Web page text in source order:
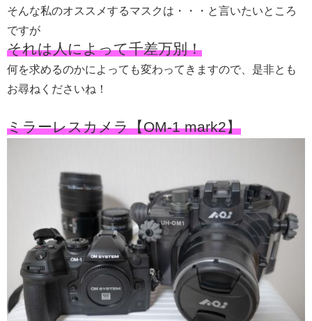
そんな私のオススメするマスクは・・・と言いたいところ
ですが
それは人によって千差万別！
何を求めるのかによっても変わってきますので、是非とも
お尋ねくださいね！
ミラーレスカメラ【OM-1 mark2】